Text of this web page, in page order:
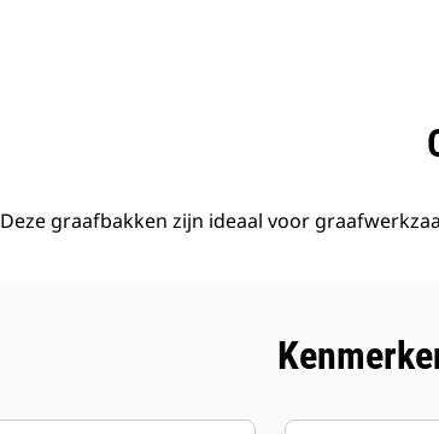
Deze graafbakken zijn ideaal voor